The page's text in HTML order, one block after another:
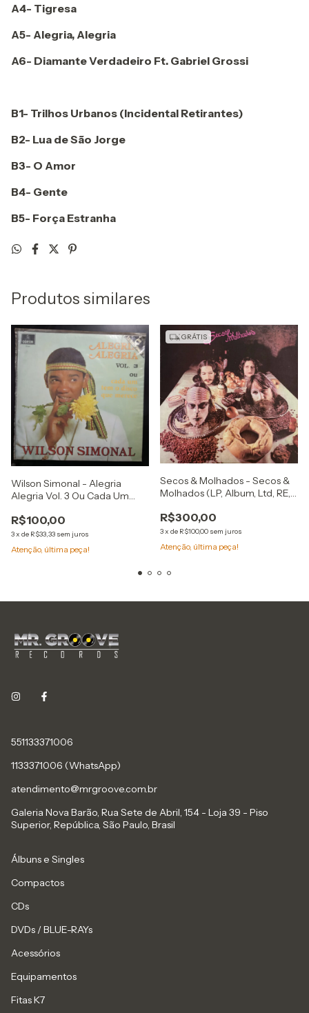
A4- Tigresa
A5- Alegria, Alegria
A6- Diamante Verdadeiro Ft. Gabriel Grossi
B1- Trilhos Urbanos (Incidental Retirantes)
B2- Lua de São Jorge
B3- O Amor
B4- Gente
B5- Força Estranha
Produtos similares
Wilson Simonal - Alegria
Alegria Vol. 3 Ou Cada Um
(Álbum / Estéreo)
R$100,00
3x de R$33,33 sem juros
Atenção, última peça!
GRÁTIS
Secos & Molhados - Secos &
Molhados (LP, Album, Ltd, RE,
R$300,00
3x de R$100,00 sem juros
Atenção, última peça!
551133371006
1133371006 (WhatsApp)
atendimento@mrgroove.com.br
Galeria Nova Barão, Rua Sete de Abril, 154 - Loja 39 - Piso
Superior, República, São Paulo, Brasil
Álbuns e Singles
Compactos
CDs
DVDs / BLUE-RAYs
Acessórios
Equipamentos
Fitas K7